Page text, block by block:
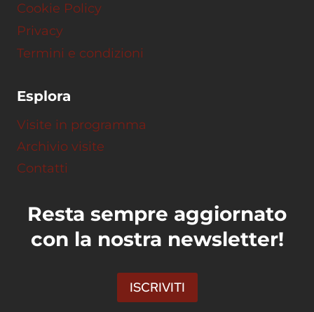
Cookie Policy
Privacy
Termini e condizioni
Esplora
Visite in programma
Archivio visite
Contatti
Resta sempre aggiornato
con la nostra newsletter!
ISCRIVITI